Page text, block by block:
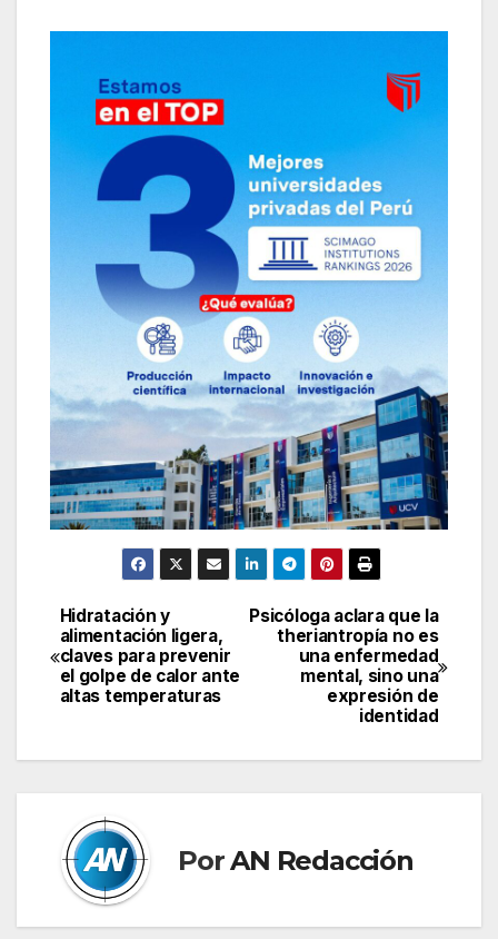
Navegación
de
entradas
Psicóloga aclara que la
theriantropía no es
una enfermedad
mental, sino una
expresión de
identidad
Hidratación y
alimentación ligera,
claves para prevenir
el golpe de calor ante
altas temperaturas
PorAN Redacción